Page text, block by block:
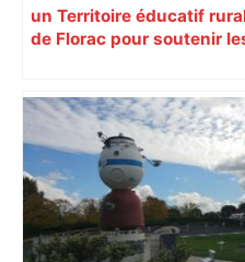
un Territoire éducatif
de Florac pour soutenir